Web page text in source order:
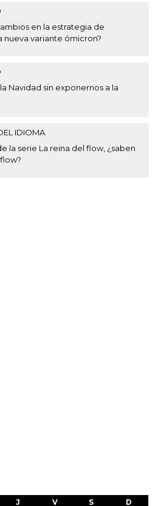
en la estrategia de
nueva variante ómicron?
Navidad sin exponernos a la
IDIOMA
la serie La reina del flow, ¿saben
J V S D